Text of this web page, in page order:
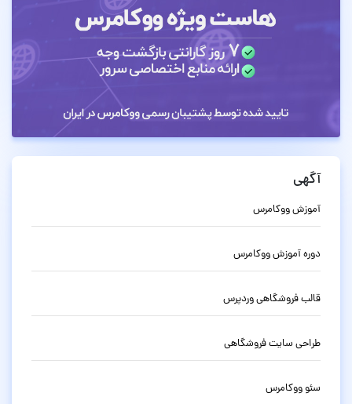
آگهی
آموزش ووکامرس
دوره آموزش ووکامرس
قالب فروشگاهی وردپرس
طراحی سایت فروشگاهی
سئو ووکامرس